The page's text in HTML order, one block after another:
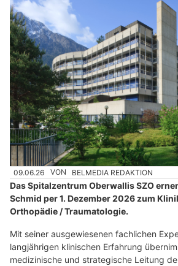
09.06.26 VON BELMEDIA REDAKTION
Das Spitalzentrum Oberwallis SZO
Schmid per 1. Dezember 2026 zum
Orthopädie / Traumatologie.
Mit seiner ausgewiesenen fachlichen
langjährigen klinischen Erfahrung
medizinische und strategische Leitung